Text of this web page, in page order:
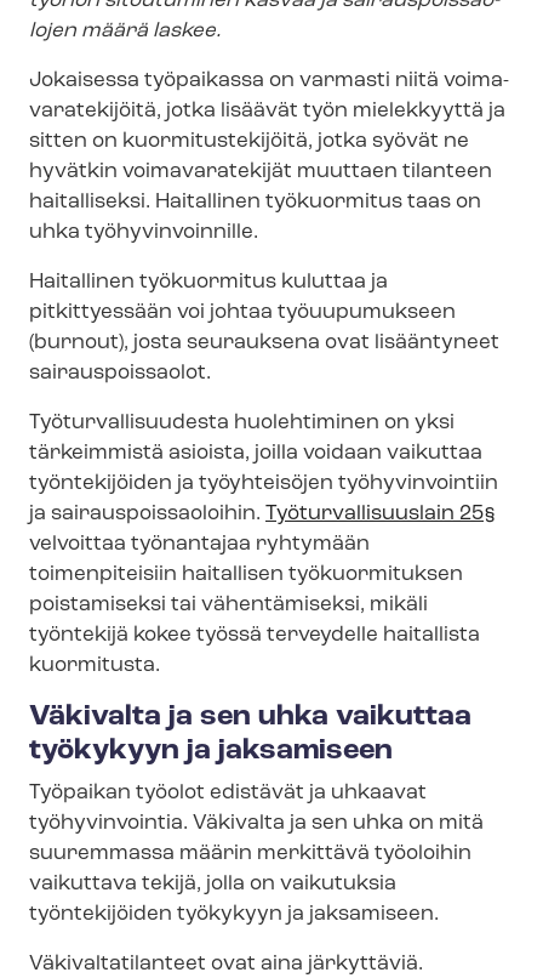
lo­jen määrä laskee.
Jokaisessa työpaikassa on varmasti niitä voi­ma­
va­ra­te­ki­jöi­tä, jotka lisäävät työn mielekkyyttä ja
sitten on kuor­mi­tus­te­ki­jöi­tä, jotka syövät ne
hyvätkin voimavaratekijät muuttaen tilanteen
haitalliseksi. Haitallinen työkuormitus taas on
uhka työhyvinvoinnille.
Haitallinen työkuormitus kuluttaa ja
pitkittyessään voi johtaa työuupumukseen
(burnout), josta seurauksena ovat lisääntyneet
sairauspoissaolot.
Työ­tur­val­li­suu­des­ta huolehtiminen on yksi
tärkeimmistä asioista, joilla voidaan vaikuttaa
työntekijöiden ja työyhteisöjen työhyvinvointiin
ja sai­raus­pois­sao­loi­hin. Työ­tur­val­li­suus­lain 25§
velvoittaa työnantajaa ryhtymään
toimenpiteisiin haitallisen työkuormituksen
poistamiseksi tai vähentämiseksi, mikäli
työntekijä kokee työssä terveydelle haitallista
kuormitusta.
Väkivalta ja sen uhka vaikuttaa
työkykyyn ja jaksamiseen
Työpaikan työolot edistävät ja uhkaavat
työhyvinvointia. Väkivalta ja sen uhka on mitä
suuremmassa määrin merkittävä työoloihin
vaikuttava tekijä, jolla on vaikutuksia
työntekijöiden työkykyyn ja jaksamiseen.
Vä­ki­val­ta­ti­lan­teet ovat aina järkyttäviä.